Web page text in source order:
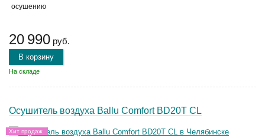
осушению
20 990 руб.
В корзину
На складе
Осушитель воздуха Ballu Comfort BD20T CL
Хит продаж